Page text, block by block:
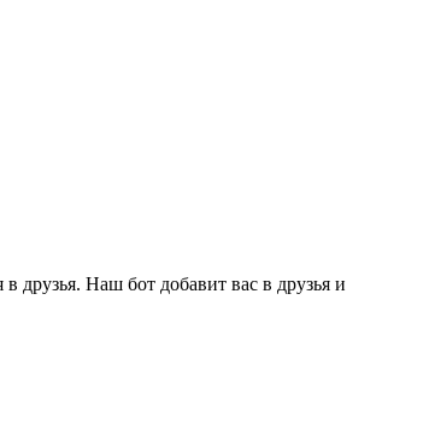
друзья. Наш бот добавит вас в друзья и